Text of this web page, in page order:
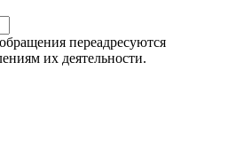
переадресуются
их деятельности.